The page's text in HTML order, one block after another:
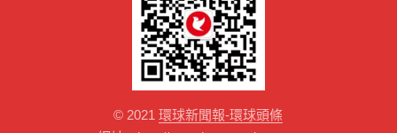
© 2021環球新聞報-環球頭條